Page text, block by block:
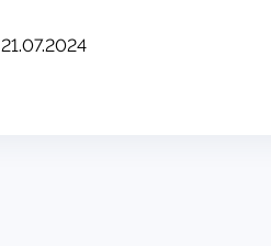
21.07.2024